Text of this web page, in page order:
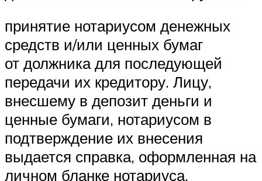
принятие нотариусом денежных
средств и/или ценных бумаг
от должника для последующей
передачи их кредитору. Лицу,
внесшему в депозит деньги и
ценные бумаги, нотариусом в
подтверждение их внесения
выдается справка, оформленная на
личном бланке нотариуса,